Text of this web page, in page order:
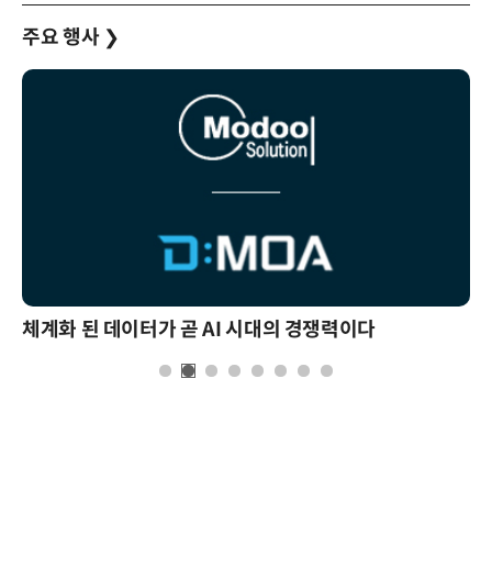
주요 행사 ❯
체계화 된 데이터가 곧 AI 시대의 경쟁력이다